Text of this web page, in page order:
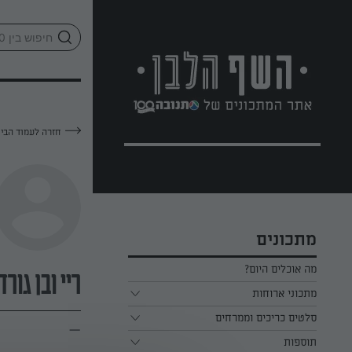
מתכונים
מה אוכלים היום?
מתכוני ארוחות
ארוחת בוקר
ארוחת צהריים
סלטים כריכים וממרחים
כל הסלטים כריכים וממרחים
תוספות
חזרה לעמוד
ריי ובן
—